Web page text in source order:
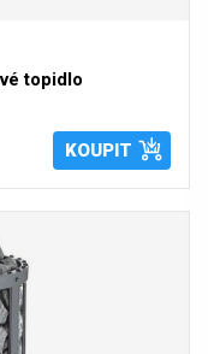
topidlo
KOUPIT